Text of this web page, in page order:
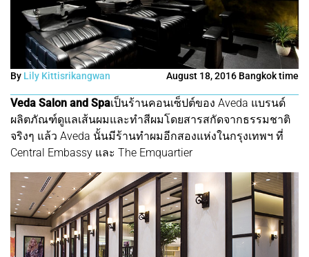
By Lily Kittisrikangwan August 18, 2016 Bangkok time
Veda Salon and Spaเป็นร้านคอนเซ็ปต์ของ Aveda แบรนด์
ผลิตภัณฑ์ดูแลเส้นผมและทำสีผมโดยสารสกัดจากธรรมชาติ
จริงๆ แล้ว Aveda นั้นมีร้านทำผมอีกสองแห่งในกรุงเทพฯ ที่
Central Embassy และ The Emquartier